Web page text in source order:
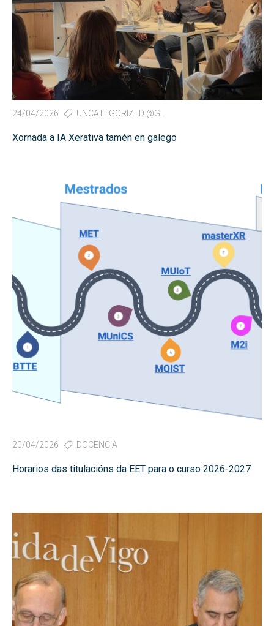
24/04/2026 UNCATEGORIZED @GL
Xornada a IA Xerativa tamén en galego
20/04/2026 DOCENCIA
Horarios das titulacións da EET para o curso 2026-2027